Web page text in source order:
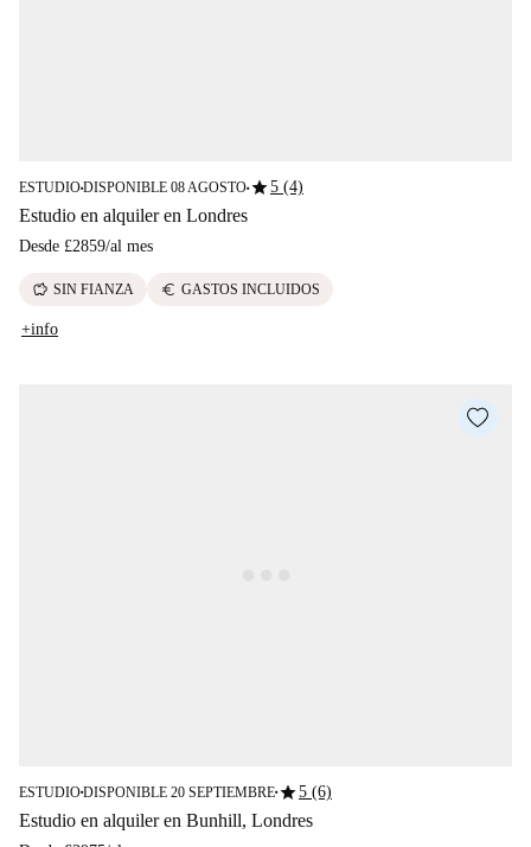
ESTUDIO■DISPONIBLE 08 AGOSTO■star5 (4)
Estudio en alquiler en Londres
Desde £2859/al mes
savings SIN FIANZA euro GASTOS INCLUIDOS
+info
ESTUDIO■DISPONIBLE 20 SEPTIEMBRE■star5 (6)
Estudio en alquiler en Bunhill, Londres